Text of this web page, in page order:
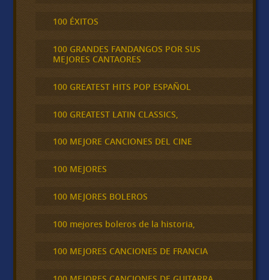
100 ÉXITOS
100 GRANDES FANDANGOS POR SUS
MEJORES CANTAORES
100 GREATEST HITS POP ESPAÑOL
100 GREATEST LATIN CLASSICS,
100 MEJORE CANCIONES DEL CINE
100 MEJORES
100 MEJORES BOLEROS
100 mejores boleros de la historia,
100 MEJORES CANCIONES DE FRANCIA